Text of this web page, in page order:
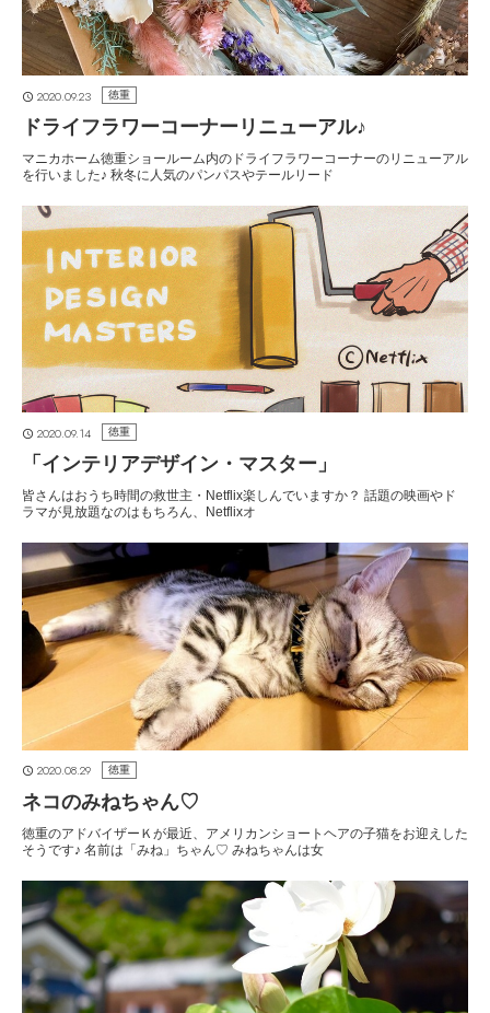
2020.09.23 徳重
ドライフラワーコーナーリニューアル♪
マニカホーム徳重ショールーム内のドライフラワーコーナーのリニューアル
を行いました♪ 秋冬に人気のパンパスやテールリード
2020.09.14 徳重
「インテリアデザイン・マスター」
皆さんはおうち時間の救世主・Netflix楽しんでいますか？ 話題の映画やド
ラマが見放題なのはもちろん、Netflixオ
2020.08.29 徳重
ネコのみねちゃん♡
徳重のアドバイザーＫが最近、アメリカンショートヘアの子猫をお迎えした
そうです♪ 名前は「みね」ちゃん♡ みねちゃんは女